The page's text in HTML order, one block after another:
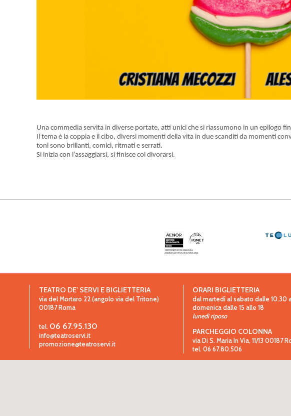
Una commedia servita in diverse portate, atti unici che si riassumono in un epilogo
Il tema è la coppia e il cibo, diversi momenti della vita in due scanditi da momenti
toni sono brillanti, comici, ritmati e serrati.
Si inizia con l’assaggiarsi, si finisce col divorarsi.
TEATRO DE’ SERVI E BIGLIETTERIA
via del Mortaro 22 (angolo via del Tritone)
00187 Roma
tel. 06 67.95.130
info@teatroservi.it
promozione@teatroservi.it
ORARI BIGLIETTERIA
dal martedì al sabato dalle 10.30
domenica dalle 15 alle 18
lunedì riposo
PARCHEGGIO COLONNA
via Di S. Maria In Via, 11/13 00187
tel. 06 67.80.506